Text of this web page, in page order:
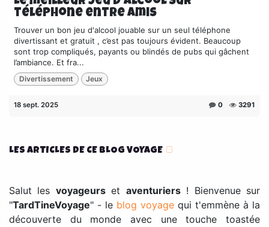
téléphone entre amis
Trouver un bon jeu d'alcool jouable sur un seul téléphone
divertissant et gratuit , c’est pas toujours évident. Beaucoup
sont trop compliqués, payants ou blindés de pubs qui gâchent
l’ambiance. Et fra...
Divertissement Jeux
18 sept. 2025 0 3291
LES ARTICLES DE CE BLOG VOYAGE 🍞
Salut les voyageurset aventuriers! Bienvenue sur
"TardTineVoyage" - le blog voyage qui t'emmène à la
découverte du monde avec une touche toastée